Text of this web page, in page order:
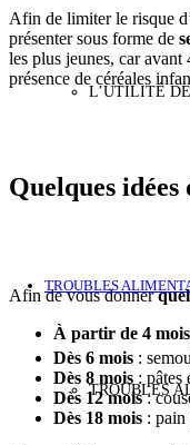
L’UTILITÉ
TROUBLES
TROUBLES
Afin de limiter le risque
présenter sous forme de
les plus jeunes, car avant
présence de céréales
Quelques
Afin de vous donner
À partir de 4 mois
Dès 6 mois :
Dès 8 mois : pâtes
Dès 12 mois:
Dès 18 mois :